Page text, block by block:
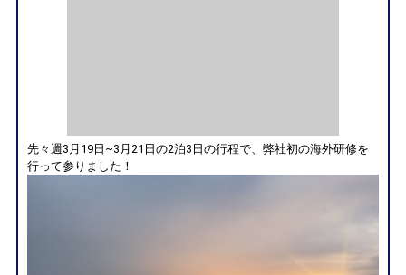
先々週3月19日~3月21日の2泊3日の行程で、弊社初の海外研修を
行って参りました！